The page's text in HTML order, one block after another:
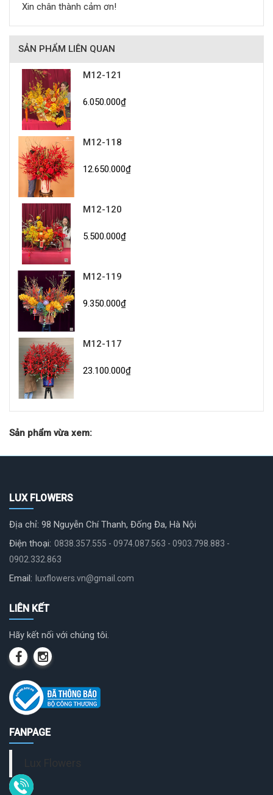
Xin chân thành cảm ơn!
SẢN PHẨM LIÊN QUAN
M12-121
6.050.000₫
M12-118
12.650.000₫
M12-120
5.500.000₫
M12-119
9.350.000₫
M12-117
23.100.000₫
Sản phẩm vừa xem:
LUX FLOWERS
Địa chỉ: 98 Nguyễn Chí Thanh, Đống Đa, Hà Nội
Điện thoại: 0838.357.555 - 0974.087.563 - 0903.798.883 -
0902.332.863
Email: luxflowers.vn@gmail.com
LIÊN KẾT
Hãy kết nối với chúng tôi.
FANPAGE
Lux Flowers